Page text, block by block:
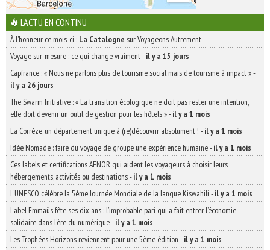
L'ACTU EN CONTINU
À l'honneur ce mois-ci : La Catalogne sur Voyageons Autrement
Voyage sur-mesure : ce qui change vraiment-il y a 15 jours
Capfrance : « Nous ne parlons plus de tourisme social mais de tourisme à impact »-
il y a 26 jours
The Swarm Initiative : « La transition écologique ne doit pas rester une intention,
elle doit devenir un outil de gestion pour les hôtels »-il y a 1 mois
La Corrèze, un département unique à (re)découvrir absolument ! -il y a 1 mois
Idée Nomade : faire du voyage de groupe une expérience humaine-il y a 1 mois
Ces labels et certifications AFNOR qui aident les voyageurs à choisir leurs
hébergements, activités ou destinations-il y a 1 mois
L’UNESCO célèbre la 5ème Journée Mondiale de la langue Kiswahili -il y a 1 mois
Label Emmaüs fête ses dix ans : l’improbable pari qui a fait entrer l’économie
solidaire dans l’ère du numérique-il y a 1 mois
Les Trophées Horizons reviennent pour une 5ème édition -il y a 1 mois